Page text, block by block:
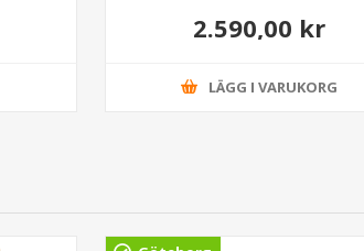
2.590,00 kr
LÄGG I VARUKORG